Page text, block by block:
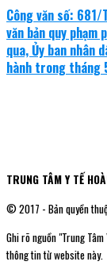
Công văn số:
văn bản quy
qua, Ủy ban nhân
hành trong tháng
TRUNG TÂM Y TẾ
© 2017 - Bản quyền
Ghi rõ nguồn "Trung
thông tin từ website này.